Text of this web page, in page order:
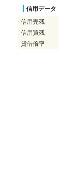
信用データ
信用売残
信用買残
貸借倍率